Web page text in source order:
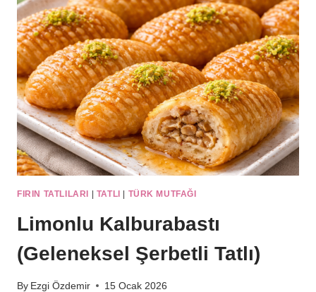
REVANI
(ŞERBETI
TAM
KIVAM)
FIRIN TATLILARI TATLI TÜRK MUTFAĞI
Limonlu Kalburabastı
(Geleneksel Şerbetli Tatlı)
By Ezgi Özdemir 15 Ocak 2026